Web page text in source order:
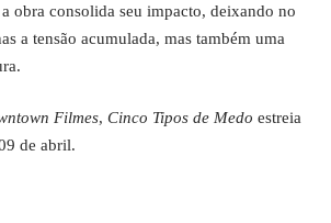
obra consolida seu impacto, deixando no
a tensão acumulada, mas também uma
Filmes, Cinco Tipos de Medo estreia
de abril.